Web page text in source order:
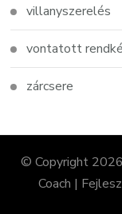
villanyszerelés
vontatott
zárcsere
© Copyright 2026
Coach |